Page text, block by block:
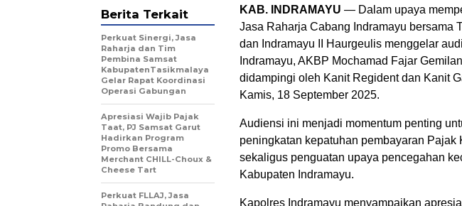
KAB. INDRAMAYU — Dalam upaya
Jasa Raharja Cabang Indramayu bersama
dan Indramayu II Haurgeulis menggelar
Indramayu, AKBP Mochamad Fajar
didampingi oleh Kanit Regident dan Kanit
Kamis, 18 September 2025.
Audiensi ini menjadi momentum penting
peningkatan kepatuhan pembayaran Pajak
sekaligus penguatan upaya pencegahan
Kabupaten Indramayu.
Kapolres Indramayu menyampaikan
Berita Terkait
Perkuat Sinergi, Jasa
Raharja dan Tim
Pembina Samsat
KabupatenTasikmalaya
Gelar Rapat Koordinasi
Operasi Gabungan
Apresiasi Wajib Pajak
Taat, PJ Samsat Garut
Hadirkan Program
Promo Bersama
Merchant CHILL-Choux &
Cheese Tart
Perkuat FLLAJ, Jasa